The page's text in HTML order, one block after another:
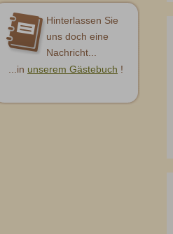
Hinterlassen Sie
uns doch eine
Nachricht...
...in unserem Gästebuch !